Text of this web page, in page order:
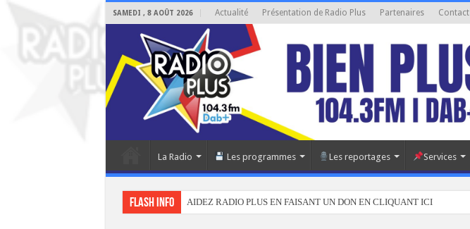
SAMEDI , 8 AOÛT 2026 Actualité Présentation de Radio Plus Partenaires Contact
La Radio Les programmes Les reportages Services
Flash info AIDEZ RADIO PLUS EN FAISANT UN DON EN CLIQUANT ICI